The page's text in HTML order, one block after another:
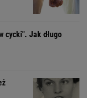
cycki". Jak długo